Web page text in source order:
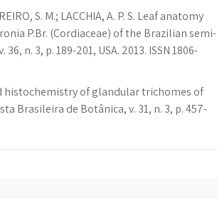
S. M.; LACCHIA, A. P. S. Leaf anatomy
P.Br. (Cordiaceae) of the Brazilian semi-
n. 3, p. 189-201, USA. 2013. ISSN 1806-
histochemistry of glandular trichomes of
Brasileira de Botânica, v. 31, n. 3, p. 457-